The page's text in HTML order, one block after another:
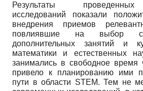
Результаты
исследований показали
внедрения приемов
повлиявшие на выбор
дополнительных занятий и
математики и естественных
занимались в свободное время
привело к планированию ими
пути в области STEM. Тем не